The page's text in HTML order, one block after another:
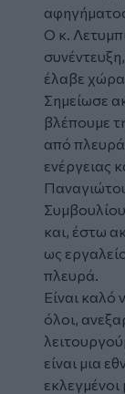
Ο κ.
έλαβε χώρα
Σημείωσε
βλέπουμε
από
ενέργειας
και, έστω
ως
πλευρά.
Είναι καλό
όλοι,
είναι μια